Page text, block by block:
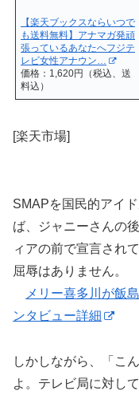
【楽天ブックスならいつで
も送料無料】アナマガ発頑
張っているあなたへフジテ
レビ女性アナウン…
価格：1,620円（税込、送
料込）
[楽天市場]
SMAPを国民的アイ
ば、ジャニーさんの
ィアの前で宣言され
屈辱はありません。
メリー喜多川が飯
ンタビュー詳細
しかしながら、「こ
よ。テレビ局に対し